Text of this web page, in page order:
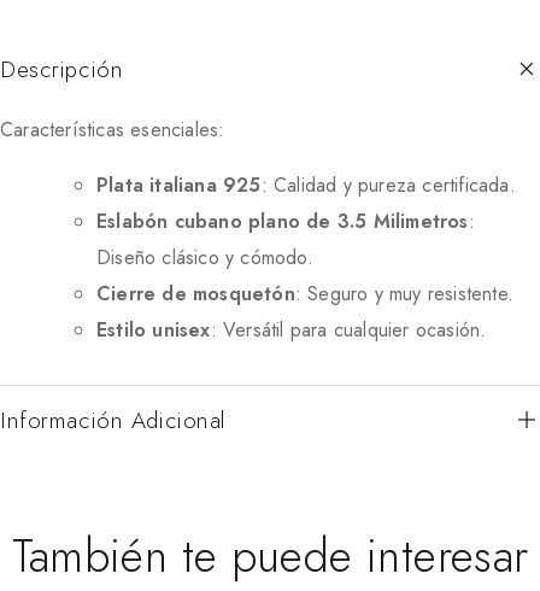
Descripción
Características esenciales:
Plata italiana 925: Calidad y pureza certificada.
Eslabón cubano plano de 3.5 Milimetros:
Diseño clásico y cómodo.
Cierre de mosquetón: Seguro y muy resistente.
Estilo unisex: Versátil para cualquier ocasión.
Información Adicional
También te puede interesar